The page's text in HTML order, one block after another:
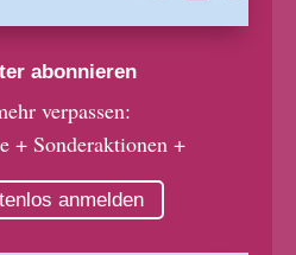
abonnieren
verpassen:
+ Sonderaktionen +
anmelden